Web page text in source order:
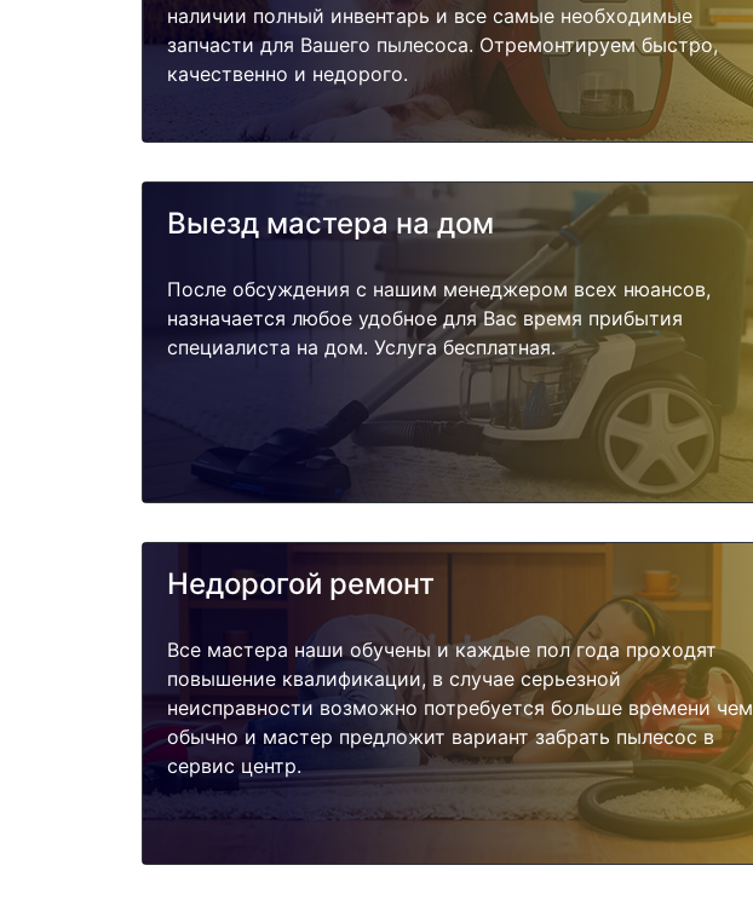
наличии полный инвентарь и все самые необходимые
запчасти для Вашего пылесоса. Отремонтируем быстро,
качественно и недорого.
Выезд мастера на дом
После обсуждения с нашим менеджером всех нюансов,
назначается любое удобное для Вас время прибытия
специалиста на дом. Услуга бесплатная.
Недорогой ремонт
Все мастера наши обучены и каждые пол года проходят
повышение квалификации, в случае серьезной
неисправности возможно потребуется больше времени чем
обычно и мастер предложит вариант забрать пылесос в
сервис центр.